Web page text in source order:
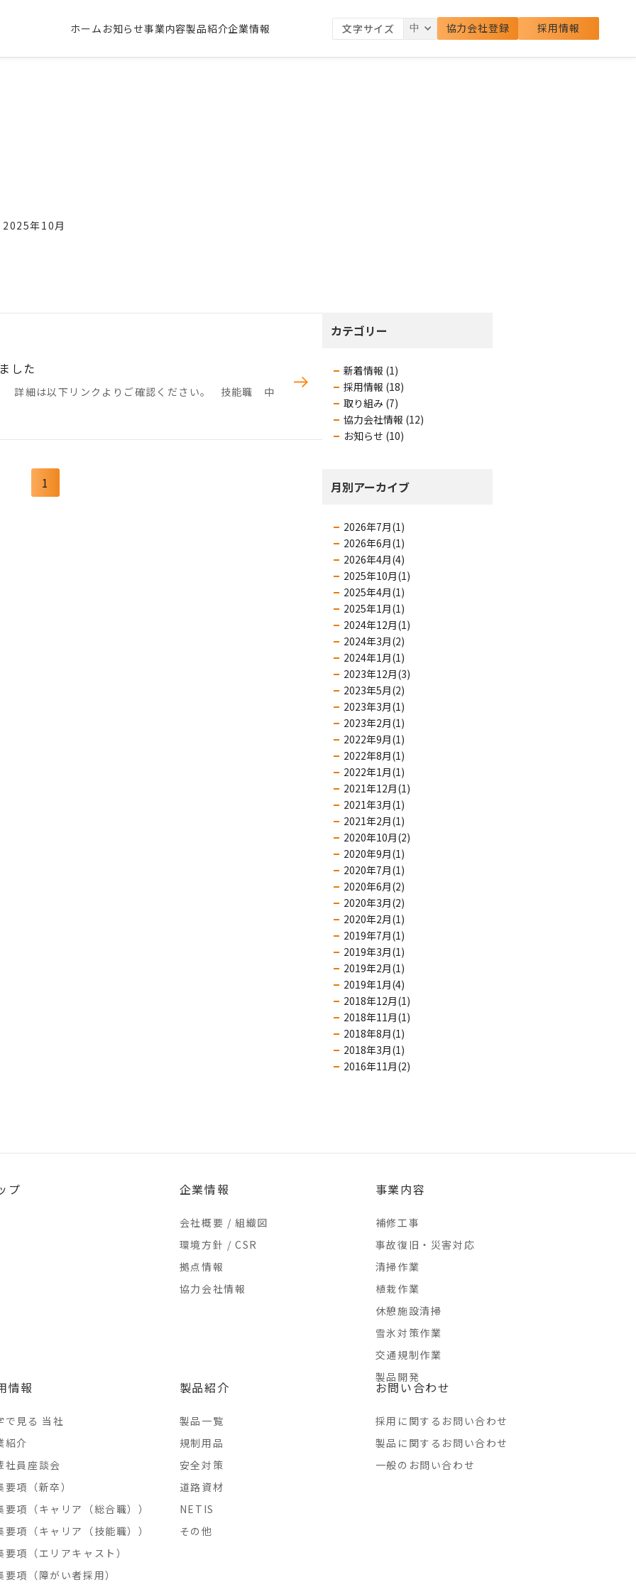
ホーム お知らせ事業内容製品紹介企業情報 文字サイズ 協力会社登録 採用情報
2025年10月
した
詳細は以下リンクよりご確認ください。 技能職 中
1
カテゴリー
新着情報 (1)
採用情報 (18)
取り組み (7)
協力会社情報 (12)
お知らせ (10)
月別アーカイブ
2026年7月(1)
2026年6月(1)
2026年4月(4)
2025年10月(1)
2025年4月(1)
2025年1月(1)
2024年12月(1)
2024年3月(2)
2024年1月(1)
2023年12月(3)
2023年5月(2)
2023年3月(1)
2023年2月(1)
2022年9月(1)
2022年8月(1)
2022年1月(1)
2021年12月(1)
2021年3月(1)
2021年2月(1)
2020年10月(2)
2020年9月(1)
2020年7月(1)
2020年6月(2)
2020年3月(2)
2020年2月(1)
2019年7月(1)
2019年3月(1)
2019年2月(1)
2019年1月(4)
2018年12月(1)
2018年11月(1)
2018年8月(1)
2018年3月(1)
2016年11月(2)
プ 企業情報
会社概要 / 組織図
環境方針 / CSR
拠点情報
協力会社情報
事業内容
補修工事
事故復旧・災害対応
清掃作業
植栽作業
休憩施設清掃
雪氷対策作業
交通規制作業
製品開発
情報
で見る 当社
紹介
社員座談会
要項（新卒）
要項（キャリア（総合職））
要項（キャリア（技能職））
要項（エリアキャスト）
要項（障がい者採用）
製品紹介
製品一覧
規制用品
安全対策
道路資材
NETIS
その他
お問い合わせ
採用に関するお問い合わせ
製品に関するお問い合わせ
一般のお問い合わせ